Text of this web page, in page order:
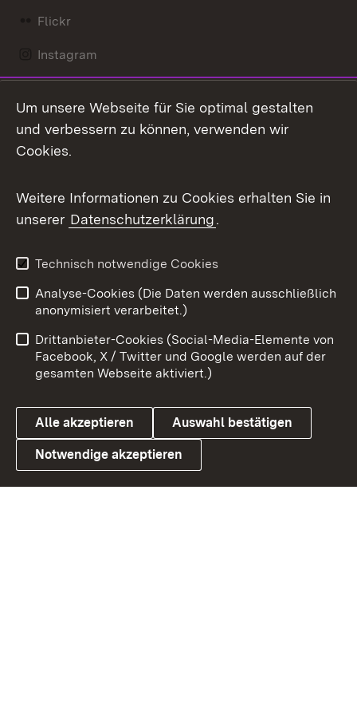
Flickr
Instagram
Mastodon
Messenger
Social Wall
X / Twitter
Youtube
Link zum Landesportal
Benutzungshinweise
Barrierefreiheit
Datenschutz
Cookies
Um unsere Webseite für Sie optimal gestalten
und verbessern zu können, verwenden wir
Cookies.
Weitere Informationen zu Cookies erhalten Sie in
unserer Datenschutzerklärung.
Technisch notwendige Cookies
Analyse-Cookies (Die Daten werden ausschließlich
anonymisiert verarbeitet.)
Drittanbieter-Cookies (Social-Media-Elemente von
Facebook, X / Twitter und Google werden auf der
gesamten Webseite aktiviert.)
Alle akzeptieren Auswahl bestätigen
Notwendige akzeptieren